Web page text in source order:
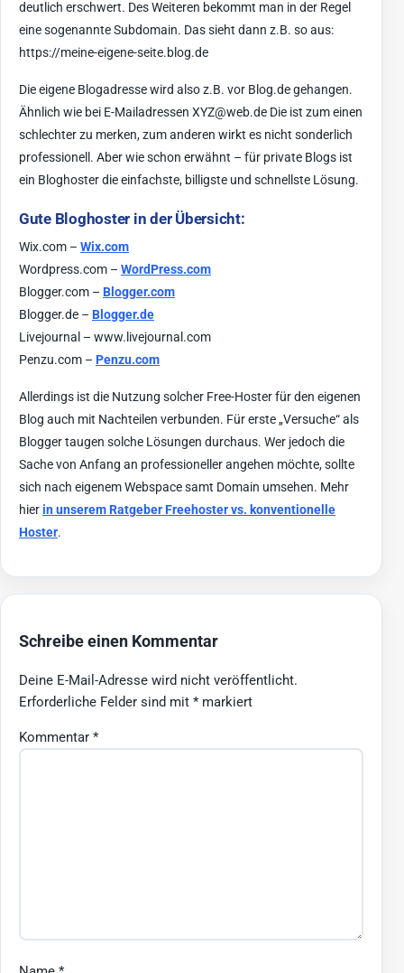
deutlich erschwert. Des Weiteren bekommt man in der Regel
eine sogenannte Subdomain. Das sieht dann z.B. so aus:
https://meine-eigene-seite.blog.de
Die eigene Blogadresse wird also z.B. vor Blog.de gehangen.
Ähnlich wie bei E-Mailadressen XYZ@web.de Die ist zum einen
schlechter zu merken, zum anderen wirkt es nicht sonderlich
professionell. Aber wie schon erwähnt – für private Blogs ist
ein Bloghoster die einfachste, billigste und schnellste Lösung.
Gute Bloghoster in der Übersicht:
Wix.com – Wix.com
Wordpress.com – WordPress.com
Blogger.com – Blogger.com
Blogger.de – Blogger.de
Livejournal – www.livejournal.com
Penzu.com – Penzu.com
Allerdings ist die Nutzung solcher Free-Hoster für den eigenen
Blog auch mit Nachteilen verbunden. Für erste „Versuche“ als
Blogger taugen solche Lösungen durchaus. Wer jedoch die
Sache von Anfang an professioneller angehen möchte, sollte
sich nach eigenem Webspace samt Domain umsehen. Mehr
hierin unserem Ratgeber Freehoster vs. konventionelle
Hoster.
Schreibe einen Kommentar
Deine E-Mail-Adresse wird nicht veröffentlicht.
Erforderliche Felder sind mit *markiert
Kommentar *